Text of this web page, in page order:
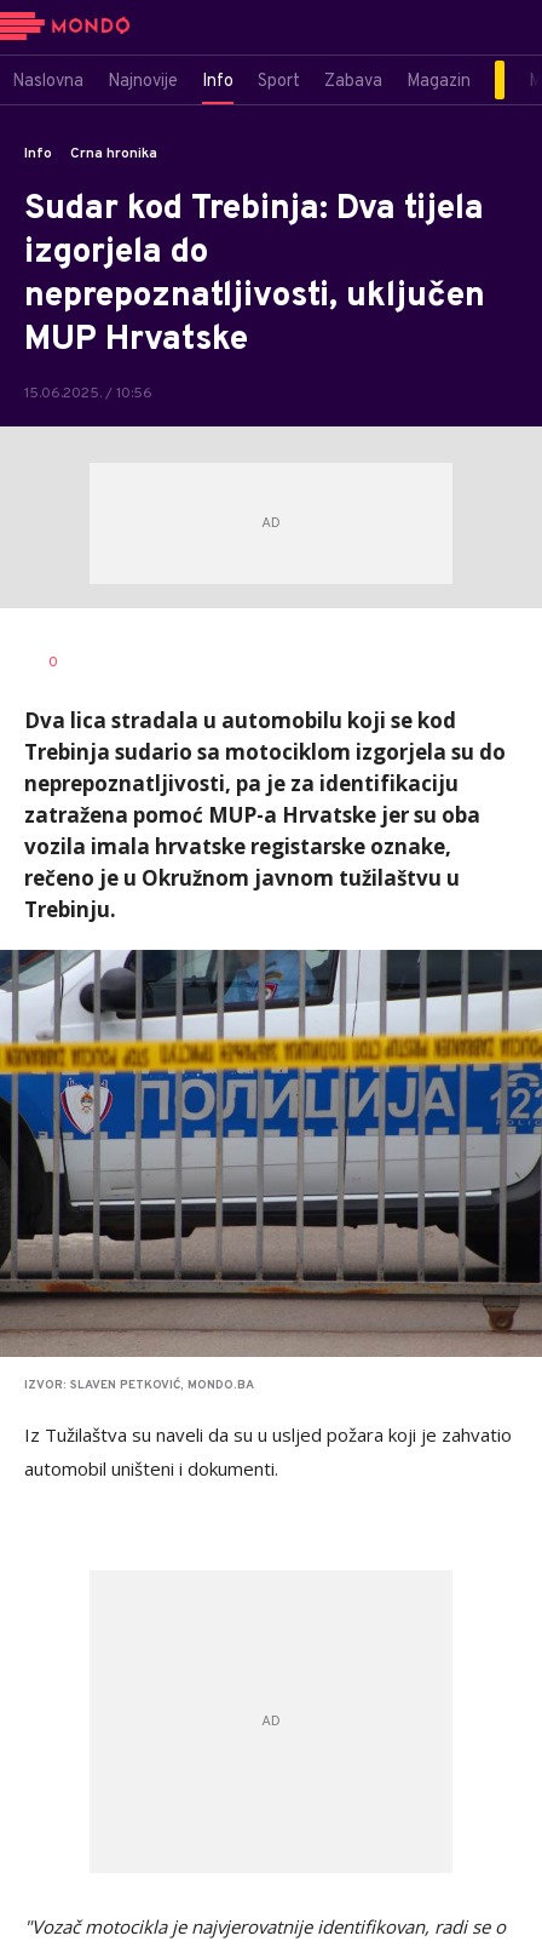
Naslovna Najnovije Info Sport Zabava Magazin
Info Crna hronika
Sudar kod Trebinja: Dva tijela
izgorjela do
neprepoznatljivosti, uključen
MUP Hrvatske
15.06.2025. / 10:56
AUTOR
0
Dva lica stradala u automobilu koji se kod
Trebinja sudario sa motociklom izgorjela su do
neprepoznatljivosti, pa je za identifikaciju
zatražena pomoć MUP-a Hrvatske jer su oba
vozila imala hrvatske registarske oznake,
rečeno je u Okružnom javnom tužilaštvu u
Trebinju.
IZVOR: SLAVEN PETKOVIĆ, MONDO.BA
Iz Tužilaštva su naveli da su u usljed požara koji je zahvatio
automobil uništeni i dokumenti.
"Vozač motocikla je najvjerovatnije identifikovan, radi se o